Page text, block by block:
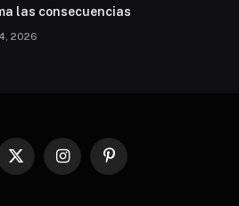
las consecuencias
2026
X
InstagramPinterest